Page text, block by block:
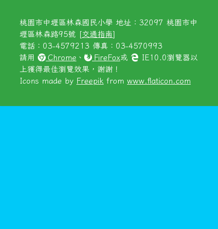
桃園市中壢區林森國民小學 地址：32097 桃園市中
壢區林森路95號 [交通指南]
電話：03-4579213 傳真：03-4570993
請用
Chrome 、 FireFox或
IE10.0瀏覽器以
上獲得最佳瀏覽效果，謝謝！
Icons made by Freepik from www.flaticon.com